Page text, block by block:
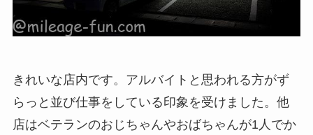
きれいな店内です。アルバイトと思われる方がず
らっと並び仕事をしている印象を受けました。他
店はベテランのおじちゃんやおばちゃんが1人でか